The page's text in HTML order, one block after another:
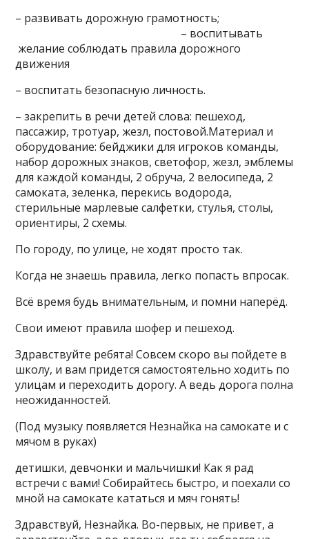
– развивать дорожную грамотность;
– воспитывать
желание соблюдать правила дорожного
движения
– воспитать безопасную личность.
– закрепить в речи детей слова: пешеход,
пассажир, тротуар, жезл, постовой.Материал и
оборудование: бейджики для игроков команды,
набор дорожных знаков, светофор, жезл, эмблемы
для каждой команды, 2 обруча, 2 велосипеда, 2
самоката, зеленка, перекись водорода,
стерильные марлевые салфетки, стулья, столы,
ориентиры, 2 схемы.
По городу, по улице, не ходят просто так.
Когда не знаешь правила, легко попасть впросак.
Всё время будь внимательным, и помни наперёд.
Свои имеют правила шофер и пешеход.
Здравствуйте ребята! Совсем скоро вы пойдете в
школу, и вам придется самостоятельно ходить по
улицам и переходить дорогу. А ведь дорога полна
неожиданностей.
(Под музыку появляется Незнайка на самокате и с
мячом в руках)
детишки, девчонки и мальчишки! Как я рад
встречи с вами! Собирайтесь быстро, и поехали со
мной на самокате кататься и мяч гонять!
Здравствуй, Незнайка. Во-первых, не привет, а